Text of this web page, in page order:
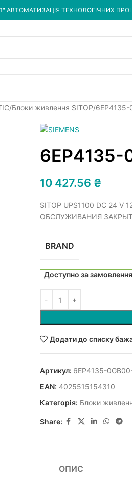
АВТОМАТИЗАЦІЯ ТЕХНОЛОГІЧНИХ
Блоки живлення SITOP 6EP4135-
6EP4135-
10 427.56 ₴
SITOP UPS1100 DC
ОБСЛУЖИВАНИЯ
BRAND
Доступно за
Додати до списку
EAN: 4025515154310
Артикул: 6EP4135-
Категорія: Блоки
Share:
ОПИС